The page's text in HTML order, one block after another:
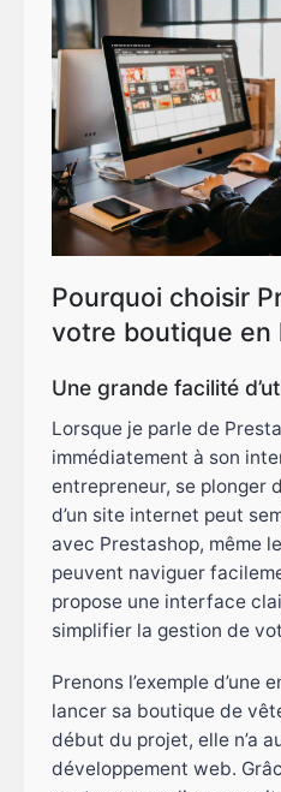
Pourquoi choisir
votre boutique en
Une grande facilité
Lorsque je parle de
immédiatement à son
entrepreneur, se plonger
d’un site internet peut
avec Prestashop, même
peuvent naviguer
propose une interface
simplifier la gestion de
Prenons l’exemple d’une
lancer sa boutique de
début du projet, elle n’a
développement web.